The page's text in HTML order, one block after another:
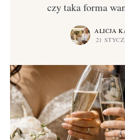
czy taka forma
ALICJA
21